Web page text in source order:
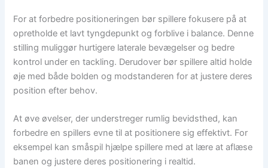
For at forbedre positioneringen bør spillere fokusere på at
opretholde et lavt tyngdepunkt og forblive i balance. Denne
stilling muliggør hurtigere laterale bevægelser og bedre
kontrol under en tackling. Derudover bør spillere altid holde
øje med både bolden og modstanderen for at justere deres
position efter behov.
At øve øvelser, der understreger rumlig bevidsthed, kan
forbedre en spillers evne til at positionere sig effektivt. For
eksempel kan småspil hjælpe spillere med at lære at aflæse
banen og justere deres positionering i realtid.